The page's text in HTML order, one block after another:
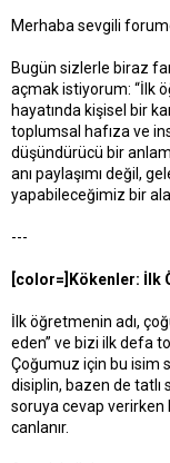
a
i
i
Merhaba sevgili
Bugün sizlerle biraz
açmak istiyorum: “İlk
hayatında kişisel bir
toplumsal hafıza ve
düşündürücü bir anlam
anı paylaşımı değil,
yapabileceğimiz bir
---
[color=]Kökenler: İlk
İlk öğretmenin adı,
eden” ve bizi ilk defa
Çoğumuz için bu isim
disiplin, bazen de
soruya cevap verirken
canlanır.